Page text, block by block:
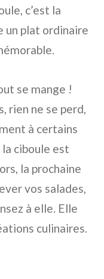
c’est la
un plat ordinaire
se mange !
rien ne se perd,
à certains
la ciboule est
la prochaine
vos salades,
à elle. Elle
culinaires.